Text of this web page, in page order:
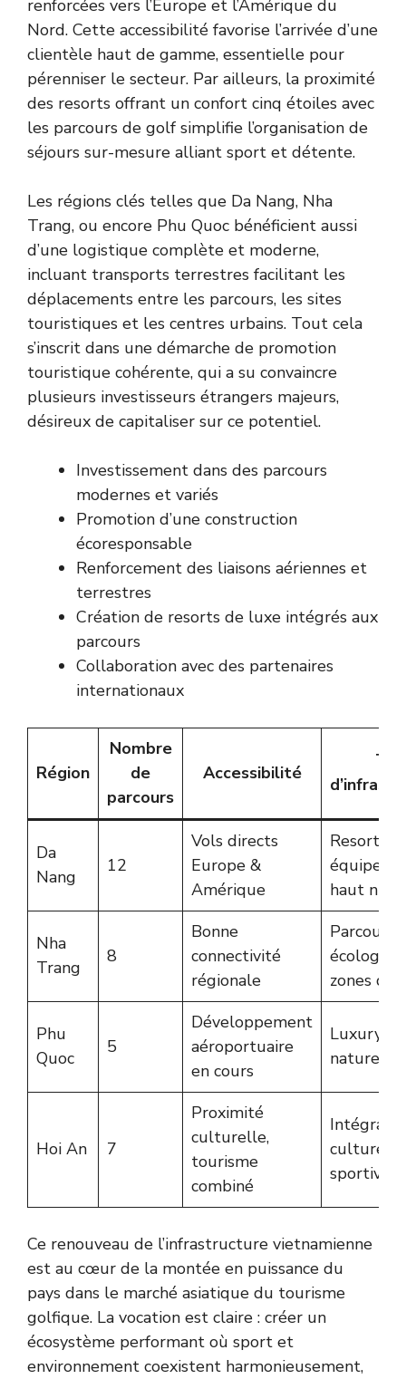
renforcées vers l’Europe et l’Amérique du
Nord. Cette accessibilité favorise l’arrivée d’une
clientèle haut de gamme, essentielle pour
pérenniser le secteur. Par ailleurs, la proximité
des resorts offrant un confort cinq étoiles avec
les parcours de golf simplifie l’organisation de
séjours sur-mesure alliant sport et détente.
Les régions clés telles que Da Nang, Nha
Trang, ou encore Phu Quoc bénéficient aussi
d’une logistique complète et moderne,
incluant transports terrestres facilitant les
déplacements entre les parcours, les sites
touristiques et les centres urbains. Tout cela
s’inscrit dans une démarche de promotion
touristique cohérente, qui a su convaincre
plusieurs investisseurs étrangers majeurs,
désireux de capitaliser sur ce potentiel.
Investissement dans des parcours
modernes et variés
Promotion d’une construction
écoresponsable
Renforcement des liaisons aériennes et
terrestres
Création de resorts de luxe intégrés aux
parcours
Collaboration avec des partenaires
internationaux
Région
Nombre
de
parcours
Accessibilité
Da
Nang
12
Vols directs
Europe &
Amérique
Resorts
haut
Nha
Trang
8
Bonne
connectivité
régionale
Parcours
zones de
Phu
Quoc
5
Développement
aéroportuaire
en cours
Luxury
nature
Hoi An 7
Proximité
culturelle,
tourisme
combiné
sportive
Ce renouveau de l’infrastructure vietnamienne
est au cœur de la montée en puissance du
pays dans le marché asiatique du tourisme
golfique. La vocation est claire : créer un
écosystème performant où sport et
environnement coexistent harmonieusement,